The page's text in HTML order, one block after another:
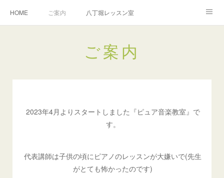
HOME ご案内 八丁堀レッスン室
ご案内
2023年4月よりスタートしました『ピュア音楽教室』で
す。
代表講師は子供の頃にピアノのレッスンが大嫌いで(先生
がとても怖かったのです)